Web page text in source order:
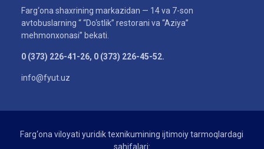
Farg‘ona shaxrining markazidan — 14 va 7-son
avtobuslarning “ “Do‘stlik” restorani va “Aziya”
mehmonxonasi” bekati.
0 (373) 226-41-26, 0 (373) 226-45-52.
info@fyut.uz
Farg‘ona viloyati yuridik texnikumining ijtimoiy tarmoqlardagi
sahifalari: